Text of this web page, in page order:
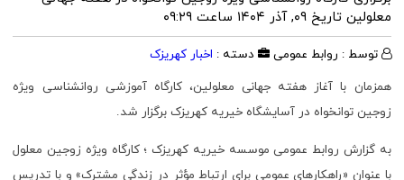
معلولینتاریخ ۰۹, آذر ۱۴۰۴ ساعت ۰۹:۲۹
توسط : روابط عمومی دسته : اخبار کهریزک
همزمان با آغاز هفته جهانی معلولین، کارگاه آموزشی روانشناسی ویژه
زوجین توانخواه در آسایشگاه خیریه کهریزک برگزار شد.
به گزارش روابط عمومی موسسه خیریه کهریزک ؛ کارگاه ویژه زوجین معلول
با عنوان «راهکارهای عمومی برای ارتباط مؤثر در زندگی مشترک» و با تدریس